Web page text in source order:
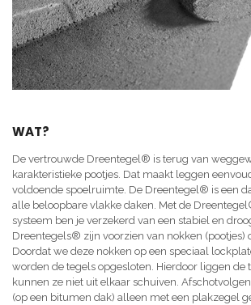
WAT?
De vertrouwde Dreentegel® is terug van
karakteristieke pootjes. Dat maakt leggen
voldoende spoelruimte. De Dreentegel® is een
alle beloopbare vlakke daken. Met de
systeem ben je verzekerd van een stabiel en
Dreentegels® zijn voorzien van nokken (pootjes)
Doordat we deze nokken op een speciaal
worden de tegels opgesloten. Hierdoor liggen de
kunnen ze niet uit elkaar schuiven.
(op een bitumen dak) alleen met een plakzegel